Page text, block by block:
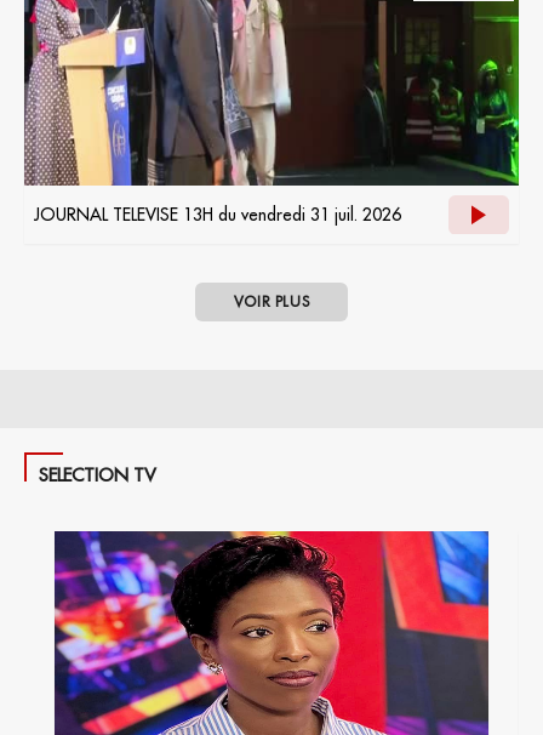
JOURNAL TELEVISE 13H du vendredi 31 juil. 2026
VOIR PLUS
SELECTION TV